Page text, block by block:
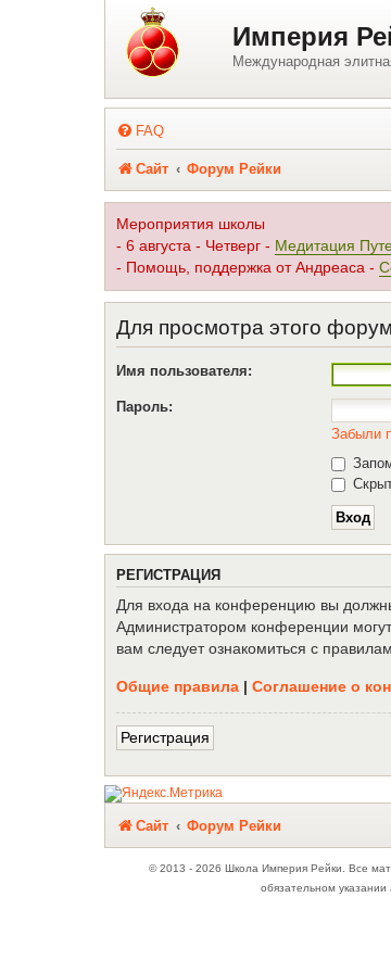
Регистрация Империя
Международная
FAQ
Сайт Форум Рейки
Мероприятия школы
- 6 августа - Четверг - Медитация
- Помощь, поддержка от Андреаса -
Для просмотра этого
Имя пользователя:
Пароль:
Забыли
РЕГИСТРАЦИЯ
Для входа на конференцию вы
Администратором конференции
вам следует ознакомиться с
Общие правила | Соглашение о
Регистрация
Сайт Форум Рейки
Связаться с
© 2013 - 2026 Школа Империя Рейки. Все
обязательном